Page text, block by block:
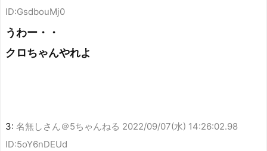
ID:GsdbouMj0
うわー・・
クロちゃんやれよ
3: 名無しさん＠5ちゃんねる 2022/09/07(水) 14:26:02.98
ID:5oY6nDEUd